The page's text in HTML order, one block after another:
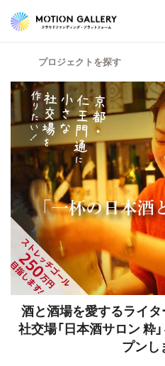
プロジェクトを探す
酒と酒場を愛するライ
社交場「日本酒サロン 粋
プンし